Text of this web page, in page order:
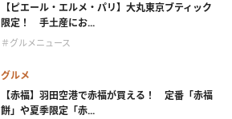
【ピエール・エルメ・パリ】大丸東京ブティック
限定！ 手土産にお...
＃グルメニュース
グルメ
【赤福】羽田空港で赤福が買える！ 定番「赤福
餅」や夏季限定「赤...